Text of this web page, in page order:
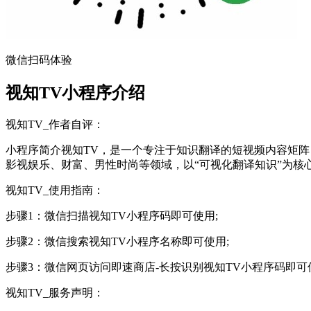
微信扫码体验
视知TV小程序介绍
视知TV_作者自评：
小程序简介视知TV，是一个专注于知识翻译的短视频内容矩
影视娱乐、财富、男性时尚等领域，以“可视化翻译知识”为
视知TV_使用指南：
步骤1：微信扫描视知TV小程序码即可使用;
步骤2：微信搜索视知TV小程序名称即可使用;
步骤3：微信网页访问即速商店-长按识别视知TV小程序码即可
视知TV_服务声明：